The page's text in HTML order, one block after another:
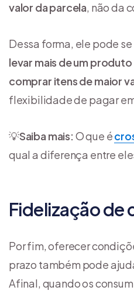
valor da parcela, não da
Dessa forma, ele pode
levar mais de um produto
comprar itens de maior
flexibilidade de pagar
💡Saiba mais: O que é
qual a diferença entre
Fidelização de
Por fim, oferecer
prazo também pode
Afinal, quando os